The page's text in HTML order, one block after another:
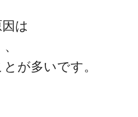
は
が多いです。